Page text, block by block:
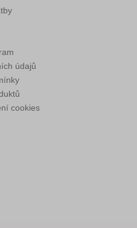
údajů
cookies